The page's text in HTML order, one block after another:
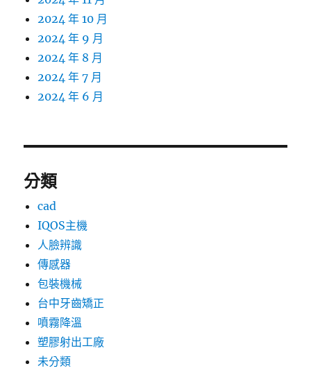
2024 年 10 月
2024 年 9 月
2024 年 8 月
2024 年 7 月
2024 年 6 月
分類
cad
IQOS主機
人臉辨識
傳感器
包裝機械
台中牙齒矯正
噴霧降溫
塑膠射出工廠
未分類